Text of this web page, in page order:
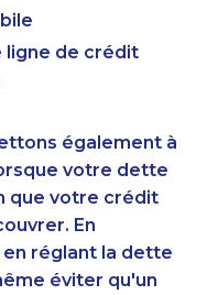
ligne de crédit
également à
votre dette
que votre crédit
En
réglant la dette
éviter qu'un